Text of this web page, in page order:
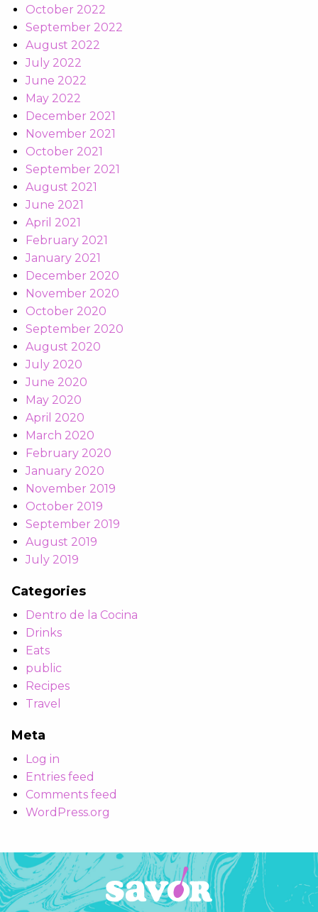
October 2022
September 2022
August 2022
July 2022
June 2022
May 2022
December 2021
November 2021
October 2021
September 2021
August 2021
June 2021
April 2021
February 2021
January 2021
December 2020
November 2020
October 2020
September 2020
August 2020
July 2020
June 2020
May 2020
April 2020
March 2020
February 2020
January 2020
November 2019
October 2019
September 2019
August 2019
July 2019
Categories
Dentro de la Cocina
Drinks
Eats
public
Recipes
Travel
Meta
Log in
Entries feed
Comments feed
WordPress.org